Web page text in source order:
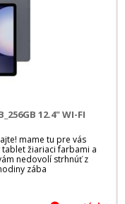
12.4" WI-FI
mame tu pre vás
žiariaci farbami a
nedovolí strhnúť z
zába